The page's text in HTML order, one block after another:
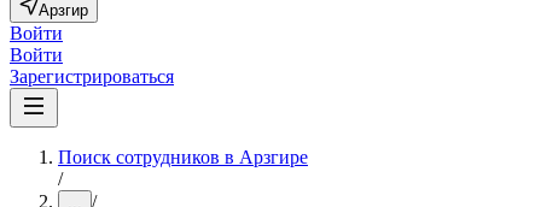
Арзгир
Войти
Войти
Зарегистрироваться
Поиск сотрудников в Арзгире
/
... /